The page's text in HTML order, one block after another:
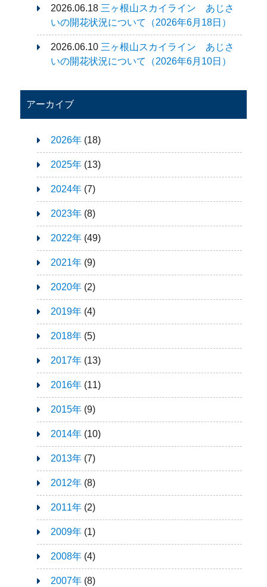
2026.06.18 三ヶ根山スカイライン あじさ
いの開花状況について（2026年6月18日）
2026.06.10 三ヶ根山スカイライン あじさ
いの開花状況について（2026年6月10日）
アーカイブ
2026年(18)
2025年(13)
2024年(7)
2023年(8)
2022年(49)
2021年(9)
2020年(2)
2019年(4)
2018年(5)
2017年(13)
2016年(11)
2015年(9)
2014年(10)
2013年(7)
2012年(8)
2011年(2)
2009年(1)
2008年(4)
2007年(8)